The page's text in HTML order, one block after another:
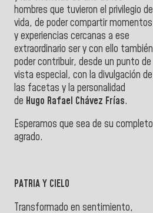
hombres que tuvieron el privilegio de
vida, de poder compartir momentos
y experiencias cercanas a ese
extraordinario ser y con ello también
poder contribuir, desde un punto de
vista especial, con la divulgación de
las facetas y la personalidad
de Hugo Rafael Chávez Frías.
Esperamos que sea de su completo
agrado.
PATRIA Y CIELO
Transformado en sentimiento,